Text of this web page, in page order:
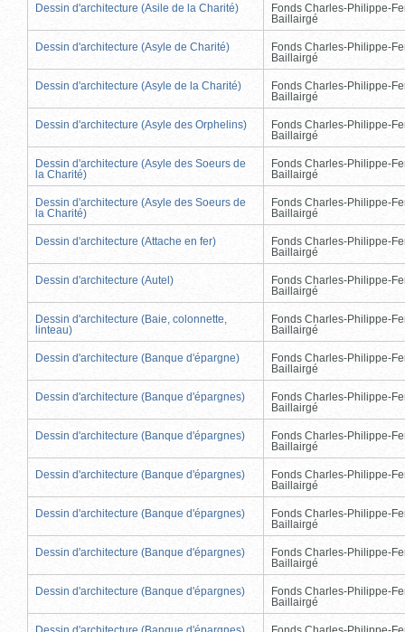
Dessin d'architecture (Asile de la Charité)
Fonds Charles-Philippe-
Baillairgé
Dessin d'architecture (Asyle de Charité)
Fonds Charles-Philippe-
Baillairgé
Dessin d'architecture (Asyle de la Charité)
Fonds Charles-Philippe-
Baillairgé
Dessin d'architecture (Asyle des Orphelins)
Fonds Charles-Philippe-
Baillairgé
Dessin d'architecture (Asyle des Soeurs de
la Charité)
Fonds Charles-Philippe-
Baillairgé
Dessin d'architecture (Asyle des Soeurs de
la Charité)
Fonds Charles-Philippe-
Baillairgé
Dessin d'architecture (Attache en fer)
Fonds Charles-Philippe-
Baillairgé
Dessin d'architecture (Autel)
Fonds Charles-Philippe-
Baillairgé
Dessin d'architecture (Baie, colonnette,
linteau)
Fonds Charles-Philippe-
Baillairgé
Dessin d'architecture (Banque d'épargne)
Fonds Charles-Philippe-
Baillairgé
Dessin d'architecture (Banque d'épargnes)
Fonds Charles-Philippe-
Baillairgé
Dessin d'architecture (Banque d'épargnes)
Fonds Charles-Philippe-
Baillairgé
Dessin d'architecture (Banque d'épargnes)
Fonds Charles-Philippe-
Baillairgé
Dessin d'architecture (Banque d'épargnes)
Fonds Charles-Philippe-
Baillairgé
Dessin d'architecture (Banque d'épargnes)
Fonds Charles-Philippe-
Baillairgé
Dessin d'architecture (Banque d'épargnes)
Fonds Charles-Philippe-
Baillairgé